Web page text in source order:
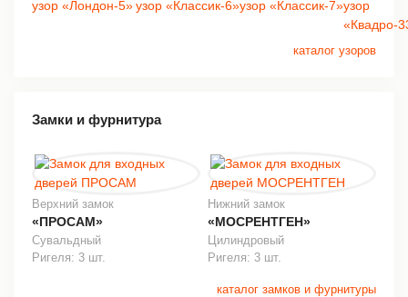
каталог узоров
Замки и фурнитура
Верхний замок
«ПРОСАМ»
Сувальдный
Ригеля: 3 шт.
Нижний замок
«МОСРЕНТГЕН»
Цилиндровый
Ригеля: 3 шт.
каталог замков и фурнитуры